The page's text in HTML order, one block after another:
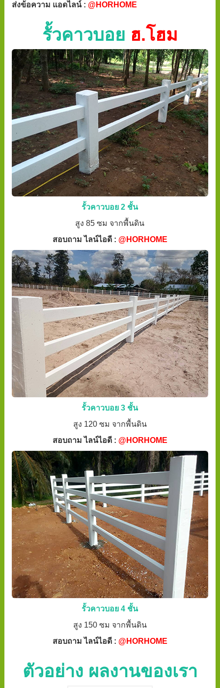
ส่งข้อความ แอดไลน์ : @HORHOME
รั้วคาวบอย ฮ.โฮม
รั้วคาวบอย 2 ชั้น
สูง 85 ซม จากพื้นดิน
สอบถาม ไลน์ไอดี : @HORHOME
รั้วคาวบอย 3 ชั้น
สูง 120 ซม จากพื้นดิน
สอบถาม ไลน์ไอดี : @HORHOME
รั้วคาวบอย 4 ชั้น
สูง 150 ซม จากพื้นดิน
สอบถาม ไลน์ไอดี : @HORHOME
ตัวอย่าง ผลงานของเรา